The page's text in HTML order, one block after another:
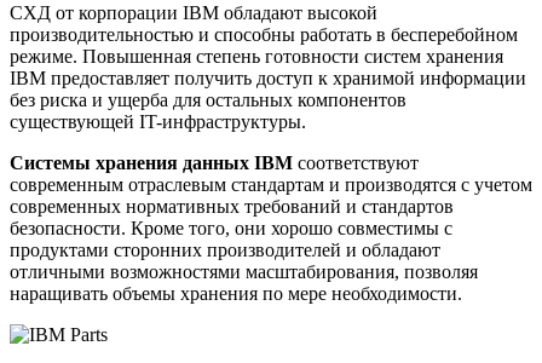
СХД от корпорации IBM обладают высокой
производительностью и способны работать в бесперебойном
режиме. Повышенная степень готовности систем хранения
IBM предоставляет получить доступ к хранимой информации
без риска и ущерба для остальных компонентов
существующей IT-инфраструктуры.
Системы хранения данных IBM соответствуют
современным отраслевым стандартам и производятся с учетом
современных нормативных требований и стандартов
безопасности. Кроме того, они хорошо совместимы с
продуктами сторонних производителей и обладают
отличными возможностями масштабирования, позволяя
наращивать объемы хранения по мере необходимости.